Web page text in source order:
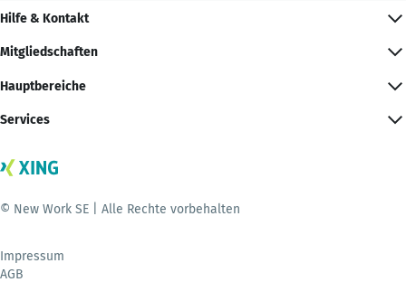
Hilfe & Kontakt
Mitgliedschaften
Hauptbereiche
Services
© New Work SE | Alle Rechte vorbehalten
Impressum
AGB